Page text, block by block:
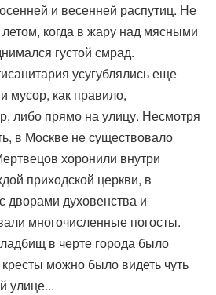
и весенней распутиц. Не
когда в жару над мясными
густой смрад.
усугублялись еще
мусор, как правило,
либо прямо на улицу. Несмотря
в Москве не существовало
хоронили внутри
приходской церкви, в
дворами духовенства и
многочисленные погосты.
в черте города было
можно было видеть чуть
улице...